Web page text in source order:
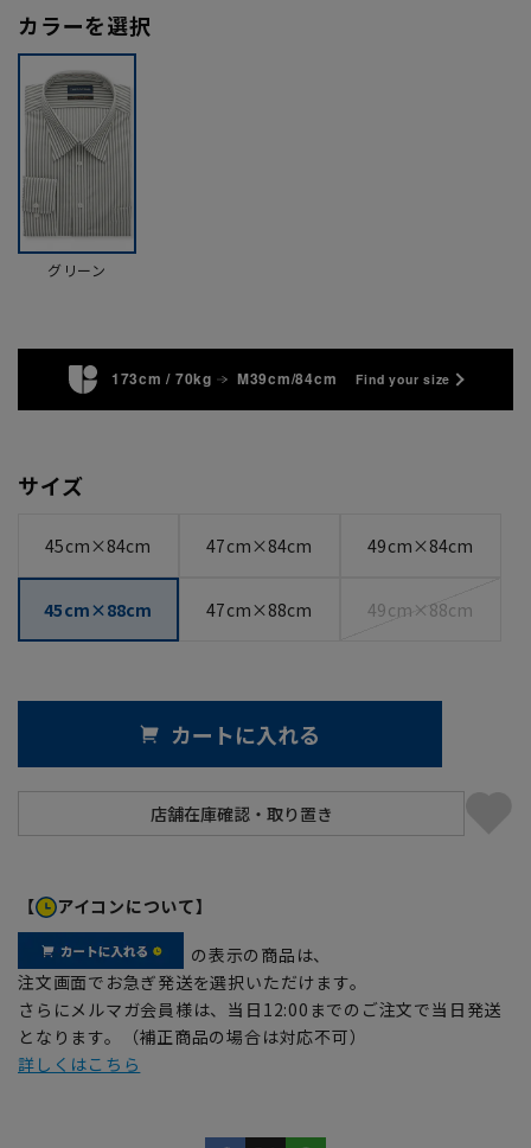
カラーを選択
グリーン
173cm / 70kg M39cm/84cm Find your size
サイズ
45cm×84cm 47cm×84cm 49cm×84cm
45cm×88cm 47cm×88cm 49cm×88cm
カートに入れる
【 アイコンについて】
の表示の商品は、
注文画面でお急ぎ発送を選択いただけます。
さらにメルマガ会員様は、当日12:00までのご注文で当日発送
となります。（補正商品の場合は対応不可）
詳しくはこちら